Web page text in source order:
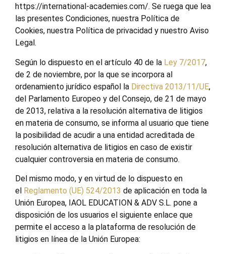
https://international-academies.com/. Se ruega que lea
las presentes Condiciones, nuestra Política de
Cookies, nuestra Política de privacidad y nuestro Aviso
Legal.
Según lo dispuesto en el artículo 40 de la Ley 7/2017,
de 2 de noviembre, por la que se incorpora al
ordenamiento jurídico español la Directiva 2013/11/UE,
del Parlamento Europeo y del Consejo, de 21 de mayo
de 2013, relativa a la resolución alternativa de litigios
en materia de consumo, se informa al usuario que tiene
la posibilidad de acudir a una entidad acreditada de
resolución alternativa de litigios en caso de existir
cualquier controversia en materia de consumo.
Del mismo modo, y en virtud de lo dispuesto en
el Reglamento (UE) 524/2013 de aplicación en toda la
Unión Europea, IAOL EDUCATION & ADV S.L. pone a
disposición de los usuarios el siguiente enlace que
permite el acceso a la plataforma de resolución de
litigios en línea de la Unión Europea: